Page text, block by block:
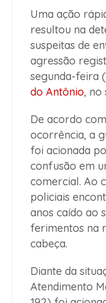
Uma ação
resultou na
suspeitas de
agressão
segunda-feira
do Antônio, no
De acordo
ocorrência, a
foi acionada
confusão em
comercial. Ao
policiais
anos caído ao
ferimentos na
cabeça.
Diante da
Atendimento